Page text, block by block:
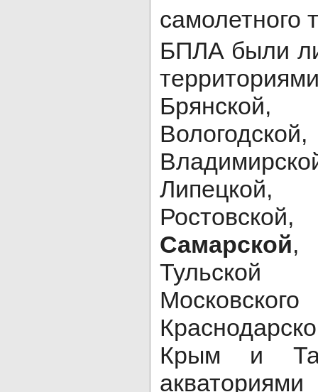
самолетного
БПЛА были
Брянской,
Самарской,
Крым и